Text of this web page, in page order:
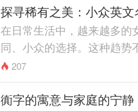
探寻稀有之美：小众英
在日常生活中，越来越多的
同、小众的选择。这种趋势
207
衠字的寓意与家庭的宁